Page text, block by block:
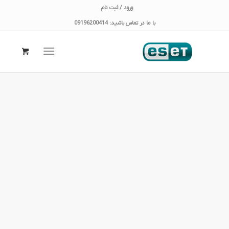
ورود / ثبت نام
با ما در تماس باشید: 09196200414